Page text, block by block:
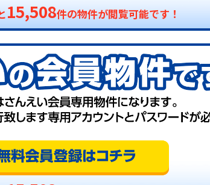
15,508件の物件が閲覧可能です！